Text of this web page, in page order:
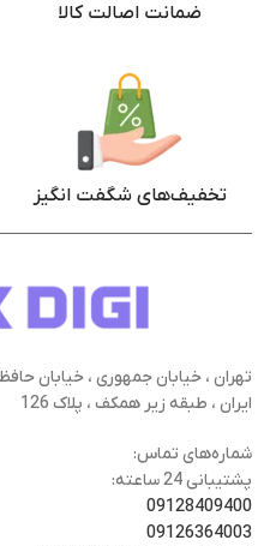
ضمانت اصالت کالا
تخفیف‌های شگفت انگیز
تهران ، خیابان جمهوری ، خیابان حافظ
ایران ، طبقه زیر همکف ، پلاک 126
شماره‌های تماس:
پشتیبانی 24 ساعته:
09128409400
09126364003